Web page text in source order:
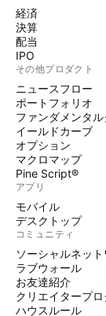
経済
決算
配当
IPO
その他プロダクト
ニュースフロー
ポートフォリオ
ファンダメンタル
イールドカーブ
オプション
マクロマップ
Pine Script®
アプリ
モバイル
デスクトップ
コミュニティ
ソーシャルネット
ラブウォール
お友達紹介
クリエイタープロ
ハウスルール